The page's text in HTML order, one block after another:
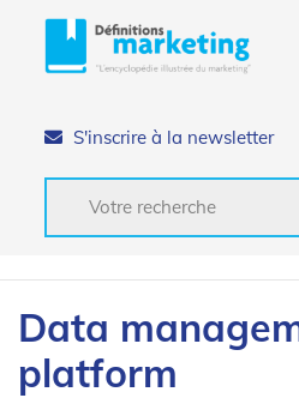
S'inscrire à la newsletter
Data
platform